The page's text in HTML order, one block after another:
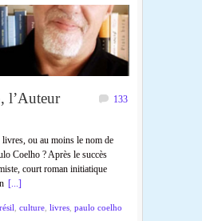
l’Auteur
133
ou au moins le nom de
Coelho ? Après le succès
court roman initiatique
[...]
culture livres paulo coelho